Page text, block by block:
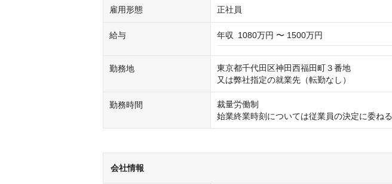
雇用形態 正社員
給与 年収 1080万円 〜 1500万円
勤務地
東京都千代田区神田西福田町３番地
又は弊社指定の就業先（転勤なし）
勤務時間
裁量労働制
始業終業時刻については従業員の決定に委ねる
会社情報